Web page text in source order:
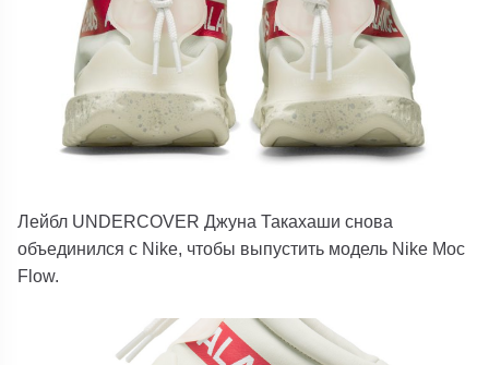
Лейбл UNDERCOVER Джуна Такахаши снова
объединился с Nike, чтобы выпустить модель Nike Moc
Flow.